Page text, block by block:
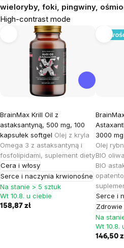
wieloryby, foki, pingwiny,
High-contrast mode
BrainMax Krill Oil z
astaksantyną, 500 mg, 100
kapsułek softgel Olej z kryla
Omega 3 z astaksantyną i
fosfolipidami, suplement diety
Cera i włosy
Serce i naczynia krwionośne
Na stanie > 5 sztuk
Wt 10.8. u ciebie
158,87 zł
3000
Olej
BIO
BIO
Serce i
Zdrowie
Na
Wt 10.8.
146,50